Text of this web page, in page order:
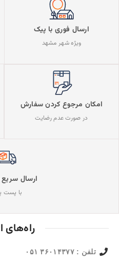
ارسال فوری با پیک
ویژه شهر مشهد
امکان مرجوع کردن سفارش
در صورت عدم رضایت
ارسال
با پست
راه‌های
تلفن : ۳۶۰۱۴۳۷۷ ۰۵۱